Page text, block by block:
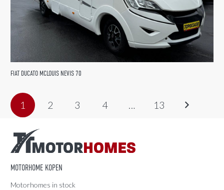
FIAT DUCATO MCLOUIS NEVIS 70
1 2 3 4 … 13
MOTORHOME KOPEN
Motorhomes in stock